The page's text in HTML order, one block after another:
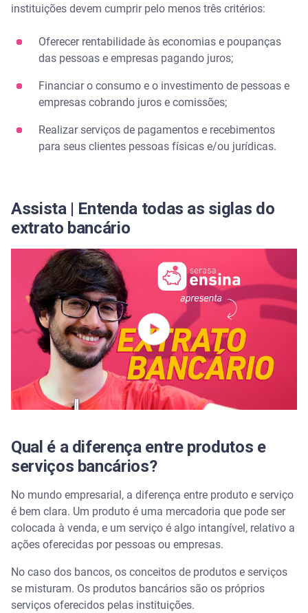
instituições devem cumprir pelo menos três critérios:
Oferecer rentabilidade às economias e poupanças
das pessoas e empresas pagando juros;
Financiar o consumo e o investimento de pessoas e
empresas cobrando juros e comissões;
Realizar serviços de pagamentos e recebimentos
para seus clientes pessoas físicas e/ou jurídicas.
Assista | Entenda todas as siglas do
extrato bancário
Qual é a diferença entre produtos e
serviços bancários?
No mundo empresarial, a diferença entre produto e serviço
é bem clara. Um produto é uma mercadoria que pode ser
colocada à venda, e um serviço é algo intangível, relativo a
ações oferecidas por pessoas ou empresas.
No caso dos bancos, os conceitos de produtos e serviços
se misturam. Os produtos bancários são os próprios
serviços oferecidos pelas instituições.